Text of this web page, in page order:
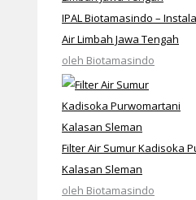
IPAL Biotamasindo –
Air Limbah Jawa Tengah
oleh Biotamasindo
Filter Air Sumur Kadisoka
Kalasan Sleman
oleh Biotamasindo